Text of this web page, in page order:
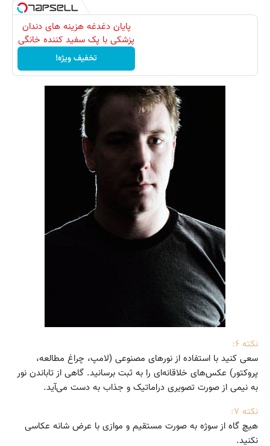
پایان دغدغه هزینه های دندان
پزشکی با پک سفید کننده خانگی
تخفیف ویژه!
نکته ۶:
سعی کنید با استفاده از نورهای مصنوعی (لامپ، چراغ مطالعه،
پروکتور) عکس‌های خلاقانه‌ای را به ثبت برسانید. گاهی از تاباندن نور
به نیمی از صورت تصویری دراماتیک و جذاب به دست می‌آید.
نکته ۷:
هیچ گاه از سوژه به صورت مستقیم و موازی با عرض شانه عکاسی
نکنید.